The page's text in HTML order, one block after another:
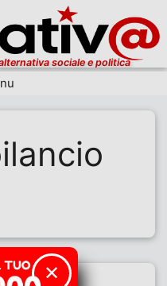
sociale e politica
✕